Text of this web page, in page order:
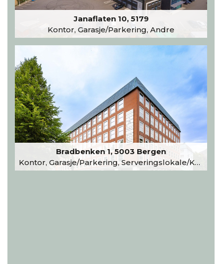
Janaflaten 10, 5179
Kontor, Garasje/Parkering, Andre
Bradbenken 1, 5003 Bergen
Kontor, Garasje/Parkering, Serveringslokale/Kantine, Undervisning/Arrangement